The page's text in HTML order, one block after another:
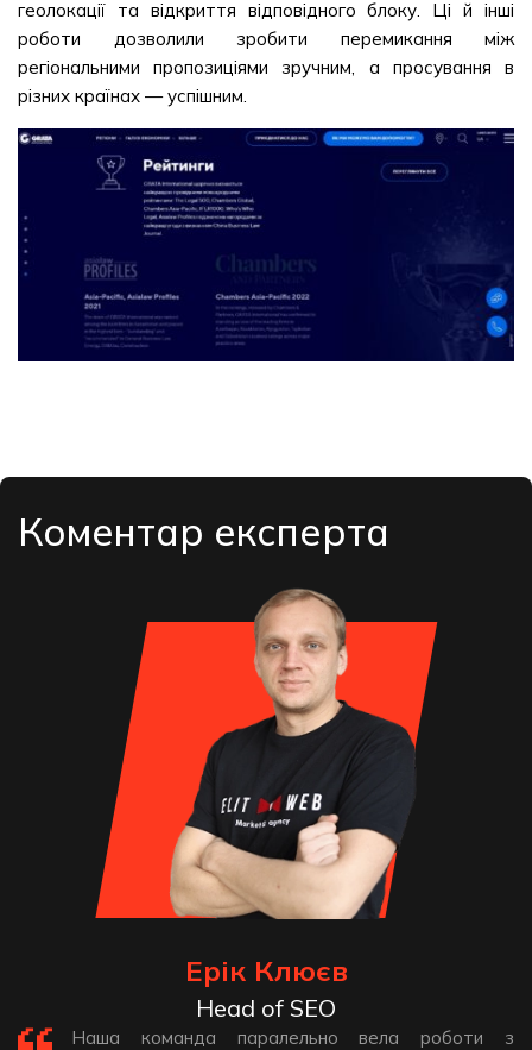
геолокації та відкриття відповідного блоку. Ці й інші
роботи дозволили зробити перемикання між
регіональними пропозиціями зручним, а просування в
різних країнах — успішним.
Коментар експерта
Ерік Клюєв
Head of SEO
Наша команда паралельно вела роботи з